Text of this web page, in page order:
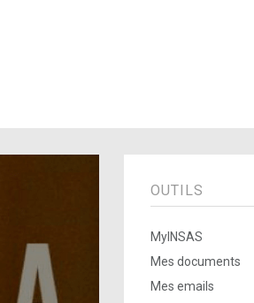
OUTILS
MyINSAS
Mes documents
Mes emails